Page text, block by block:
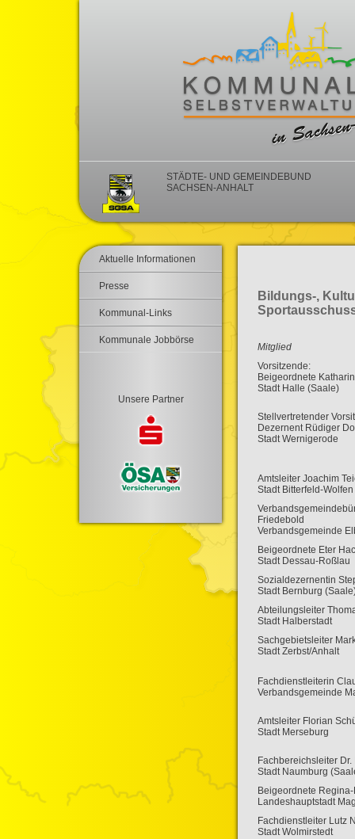
STÄDTE- UND GEMEINDEBUND
SACHSEN-ANHALT
Aktuelle Informationen
Presse
Kommunal-Links
Kommunale Jobbörse
Unsere Partner
Bildungs-,
Mitglied
Vorsitzende:
Beigeordnete
Stadt Halle (Saale)
Stellvertretender
Dezernent Rüdiger
Stadt Wernigerode
Amtsleiter Joachim
Stadt Bitterfeld-Wolfen
Friedebold
Verbandsgemeinde
Beigeordnete Eter
Stadt Dessau-Roßlau
Sozialdezernentin
Stadt Bernburg
Abteilungsleiter
Stadt Halberstadt
Sachgebietsleiter
Stadt Zerbst/Anhalt
Fachdienstleiterin
Verbandsgemeinde
Amtsleiter Florian
Stadt Merseburg
Fachbereichsleiter
Stadt Naumburg
Beigeordnete
Landeshauptstadt
Fachdienstleiter Lutz
Stadt Wolmirstedt